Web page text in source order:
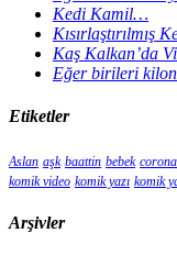
Kedi Kamil…
Kaş Kalkan’da
Eğer birileri
Etiketler
Aslan aşk baattin bebek corona
komik video komik yazı komik
Arşivler